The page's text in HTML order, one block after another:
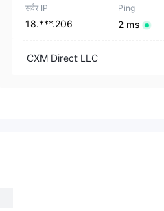
सर्वर IP
18.***.206
Ping
2 ms
CXM Direct LLC